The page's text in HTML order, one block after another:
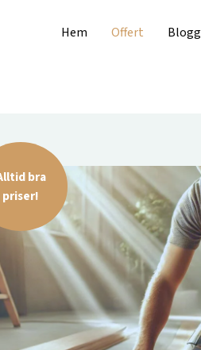
Hem Offert Blogg
bra
priser!